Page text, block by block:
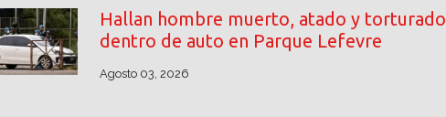
Hallan hombre muerto, atado y torturado
dentro de auto en Parque Lefevre
Agosto 03, 2026